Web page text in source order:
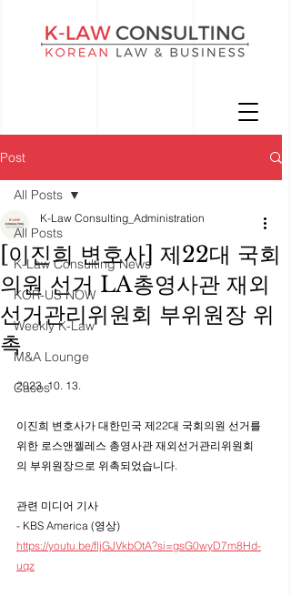
Post
All Posts
K-Law Consulting News
KOR-US NOW
Weekly K-Law
M&A Lounge
Cases
All Posts
[이진희 변호사] 제22대 국회
의원 선거 LA총영사관 재외
선거관리위원회 부위원장 위
촉
K-Law Consulting_Administration
2023. 10. 13.
이진희 변호사가 대한민국 제22대 국회의원 선거를
위한 로스앤젤레스 총영사관 재외선거관리위원회
의 부위원장으로 위촉되었습니다.
관련 미디어 기사
- KBS America (영상)
https://youtu.be/fljGJVkbOtA?si=gsG0wyD7m8Hd-
uqz